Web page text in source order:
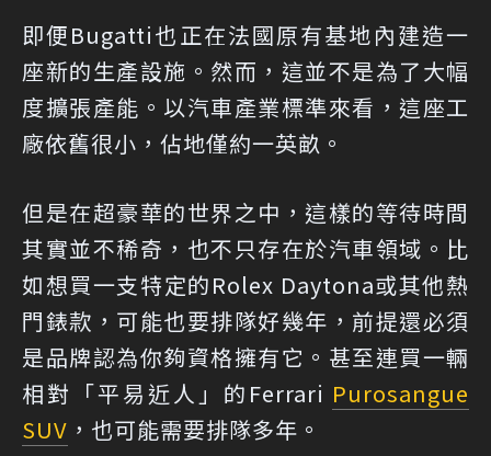
即便Bugatti也正在法國原有基地內建造一
座新的生產設施。然而，這並不是為了大幅
度擴張產能。以汽車產業標準來看，這座工
廠依舊很小，佔地僅約一英畝。
但是在超豪華的世界之中，這樣的等待時間
其實並不稀奇，也不只存在於汽車領域。比
如想買一支特定的Rolex Daytona或其他熱
門錶款，可能也要排隊好幾年，前提還必須
是品牌認為你夠資格擁有它。甚至連買一輛
相對「平易近人」的Ferrari Purosangue
SUV ，也可能需要排隊多年。